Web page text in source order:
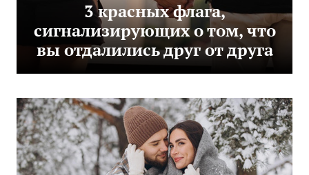
3 красных флага,
сигнализирующих о том, что
вы отдалились друг от друга